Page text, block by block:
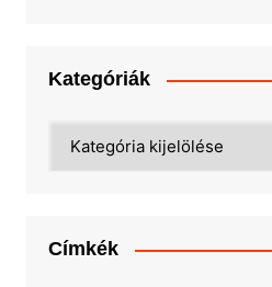
Kategóriák
Címkék